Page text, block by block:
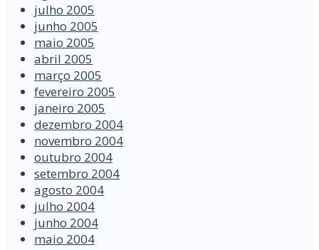
julho 2005
junho 2005
maio 2005
abril 2005
março 2005
fevereiro 2005
janeiro 2005
dezembro 2004
novembro 2004
outubro 2004
setembro 2004
agosto 2004
julho 2004
junho 2004
maio 2004